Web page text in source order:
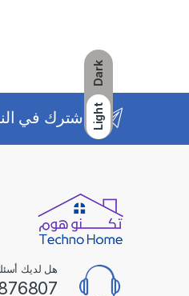
Dark
Light اشترك في
هل لديك